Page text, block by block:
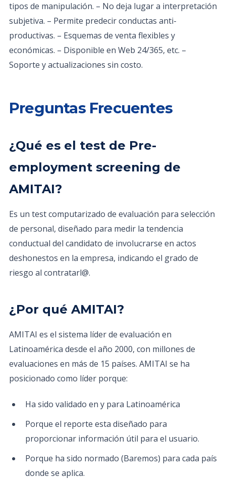
tipos de manipulación. – No deja lugar a interpretación
subjetiva. – Permite predecir conductas anti-
productivas. – Esquemas de venta flexibles y
económicas. – Disponible en Web 24/365, etc. –
Soporte y actualizaciones sin costo.
Preguntas Frecuentes
¿Qué es el test de Pre-
employment screening de
AMITAI?
Es un test computarizado de evaluación para selección
de personal, diseñado para medir la tendencia
conductual del candidato de involucrarse en actos
deshonestos en la empresa, indicando el grado de
riesgo al contratarl@.
¿Por qué AMITAI?
AMITAI es el sistema líder de evaluación en
Latinoamérica desde el año 2000, con millones de
evaluaciones en más de 15 países. AMITAI se ha
posicionado como líder porque:
Ha sido validado en y para Latinoamérica
Porque el reporte esta diseñado para
proporcionar información útil para el usuario.
Porque ha sido normado (Baremos) para cada país
donde se aplica.